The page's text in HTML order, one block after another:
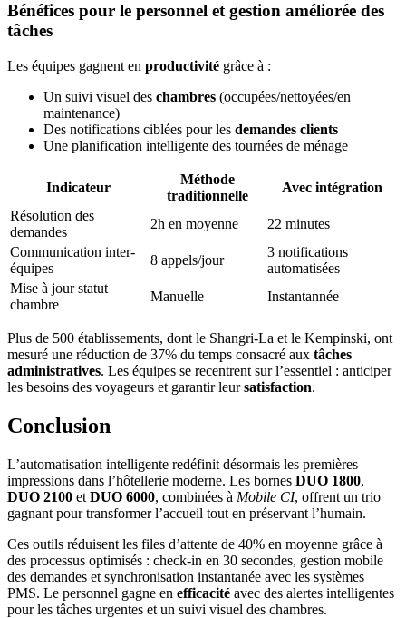
Bénéfices pour le personnel et gestion améliorée des
tâches
Les équipes gagnent en productivité grâce à :
Un suivi visuel des chambres (occupées/nettoyées/en
maintenance)
Des notifications ciblées pour les demandes clients
Une planification intelligente des tournées de ménage
Indicateur
Méthode
traditionnelle
Avec intégration
Résolution des
demandes
2h en moyenne
22 minutes
Communication inter-
équipes
8 appels/jour
3 notifications
automatisées
Mise à jour statut
chambre
Manuelle Instantannée
Plus de 500 établissements, dont le Shangri-La et le Kempinski, ont
mesuré une réduction de 37% du temps consacré aux tâches
administratives. Les équipes se recentrent sur l’essentiel : anticiper
les besoins des voyageurs et garantir leursatisfaction.
Conclusion
L’automatisation intelligente redéfinit désormais les premières
impressions dans l’hôtellerie moderne. Les bornes DUO 1800,
DUO 2100 et DUO 6000, combinées à Mobile CI, offrent un trio
gagnant pour transformer l’accueil tout en préservant l’humain.
Ces outils réduisent les files d’attente de 40% en moyenne grâce à
des processus optimisés : check-in en 30 secondes, gestion mobile
des demandes et synchronisation instantanée avec les systèmes
PMS. Le personnel gagne en efficacité avec des alertes intelligentes
pour les tâches urgentes et un suivi visuel des chambres.